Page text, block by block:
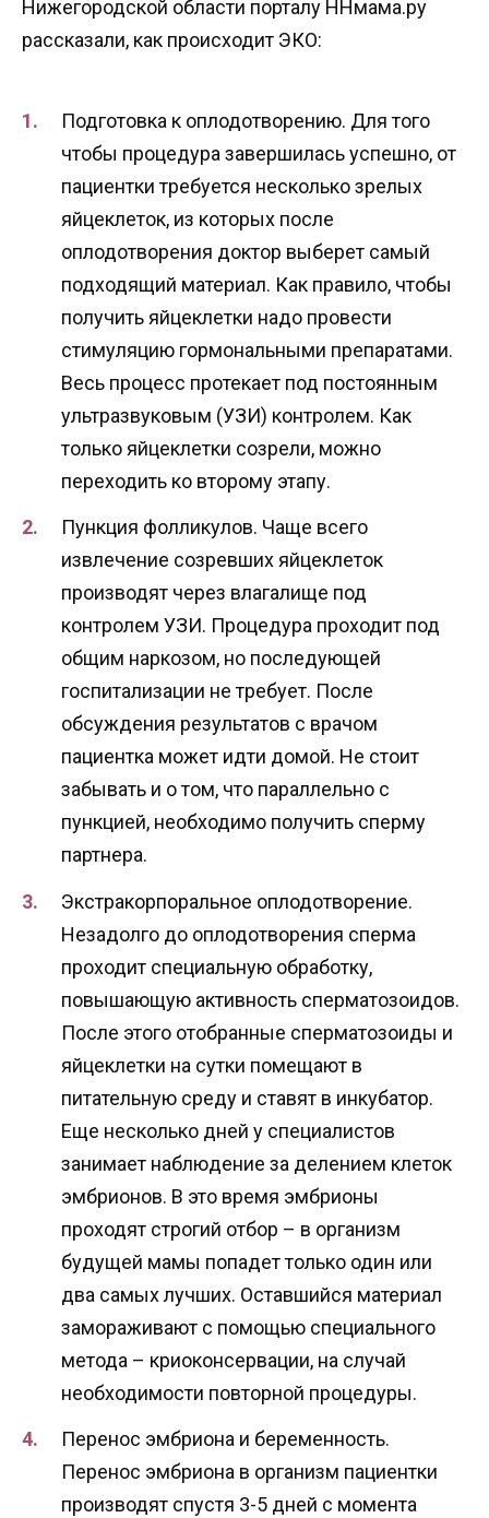
Нижегородской области порталу ННмама.ру
рассказали, как происходит ЭКО:
Подготовка к оплодотворению. Для того
чтобы процедура завершилась успешно, от
пациентки требуется несколько зрелых
яйцеклеток, из которых после
оплодотворения доктор выберет самый
подходящий материал. Как правило, чтобы
получить яйцеклетки надо провести
стимуляцию гормональными препаратами.
Весь процесс протекает под постоянным
ультразвуковым (УЗИ) контролем. Как
только яйцеклетки созрели, можно
переходить ко второму этапу.
Пункция фолликулов. Чаще всего
извлечение созревших яйцеклеток
производят через влагалище под
контролем УЗИ. Процедура проходит под
общим наркозом, но последующей
госпитализации не требует. После
обсуждения результатов с врачом
пациентка может идти домой. Не стоит
забывать и о том, что параллельно с
пункцией, необходимо получить сперму
партнера.
Экстракорпоральное оплодотворение.
Незадолго до оплодотворения сперма
проходит специальную обработку,
повышающую активность сперматозоидов.
После этого отобранные сперматозоиды и
яйцеклетки на сутки помещают в
питательную среду и ставят в инкубатор.
Еще несколько дней у специалистов
занимает наблюдение за делением клеток
эмбрионов. В это время эмбрионы
проходят строгий отбор – в организм
будущей мамы попадет только один или
два самых лучших. Оставшийся материал
замораживают с помощью специального
метода – криоконсервации, на случай
необходимости повторной процедуры.
Перенос эмбриона и беременность.
Перенос эмбриона в организм пациентки
производят спустя 3-5 дней с момента